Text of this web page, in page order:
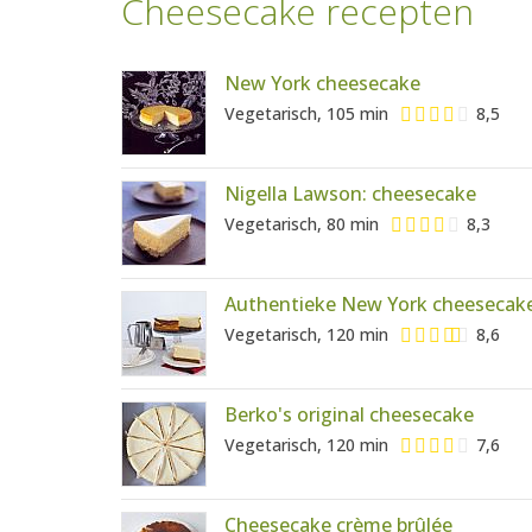
Cheesecake recepten
New York cheesecake
Vegetarisch, 105 min 8,5
Nigella Lawson: cheesecake
Vegetarisch, 80 min 8,3
Authentieke New York
Vegetarisch, 120 min 8,6
Berko's original cheesecake
Vegetarisch, 120 min 7,6
Cheesecake crème brûlée